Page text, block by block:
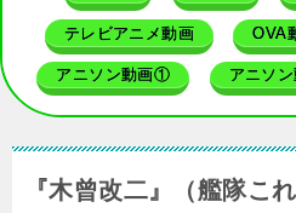
テレビアニメ動画 OVA
アニソン動画① アニソ
『木曾改二』（艦隊こ